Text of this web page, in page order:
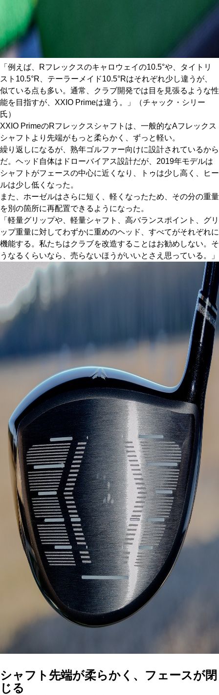
「例えば、Rフレックスのキャロウェイの10.5°や、タイトリ
スト10.5°R、テーラーメイド10.5°Rはそれぞれ少し違うが、
似ている点も多い。通常、クラブ開発では目を見張るような性
能を目指すが、XXIO Primeは違う。」（チャック・シリー
氏）
XXIO PrimeのRフレックスシャフトは、一般的なAフレックス
シャフトより先端がもっと柔らかく、ずっと軽い。
繰り返しになるが、熟年ゴルファー向けに設計されているから
だ。ヘッド自体はドローバイアス設計だが、2019年モデルは
シャフトがフェースの中心に近くなり、トゥは少し高く、ヒー
ルは少し低くなった。
また、ホーゼルはさらに短く、軽くなったため、その分の重量
を別の箇所に再配置できるようになった。
「軽量グリップや、軽量シャフト、高バランスポイント、グリ
ップ重量に対してわずかに重めのヘッド、すべてがそれぞれに
機能する。私たちはクラブを改造することはお勧めしない。そ
うなるくらいなら、売らないほうがいいとさえ思っている。」
シャフト先端が柔らかく、フェースが閉
じる